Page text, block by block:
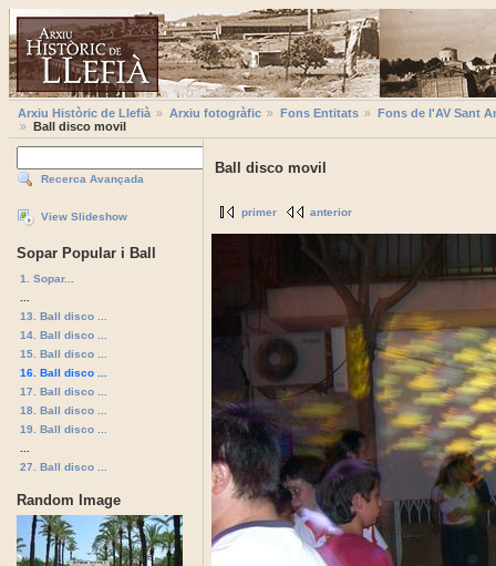
Arxiu Històric de Llefià Arxiu fotogràfic Fons Entitats
Fons de l'AV Sant
Ball disco movil
Recerca Avançada
View Slideshow
Sopar Popular i Ball
1. Sopar...
13. Ball disco ...
14. Ball disco ...
15. Ball disco ...
16. Ball disco ...
17. Ball disco ...
18. Ball disco ...
19. Ball disco ...
27. Ball disco ...
Random Image
Ball disco movil
primer anterior